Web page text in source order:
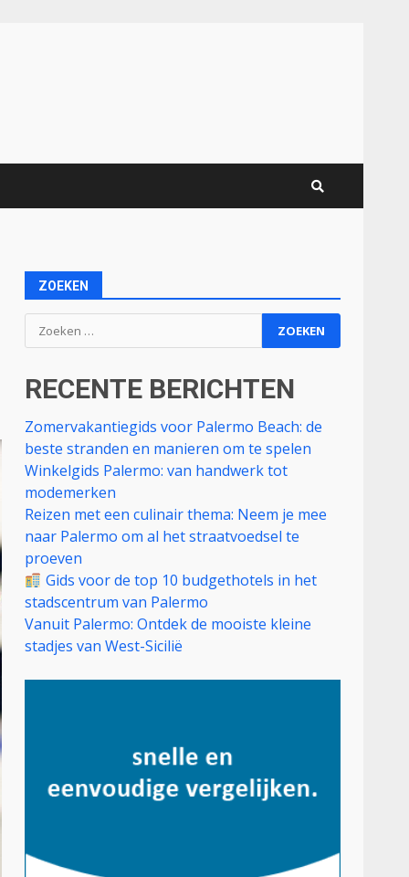
ZOEKEN
Zoeken
naar:
RECENTE BERICHTEN
Zomervakantiegids voor Palermo Beach: de
beste stranden en manieren om te spelen
Winkelgids Palermo: van handwerk tot
modemerken
Reizen met een culinair thema: Neem je mee
naar Palermo om al het straatvoedsel te
proeven
Gids voor de top 10 budgethotels in het
stadscentrum van Palermo
Vanuit Palermo: Ontdek de mooiste kleine
stadjes van West-Sicilië